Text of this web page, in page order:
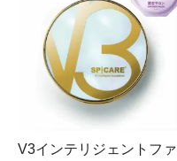
V3インテリジェントファ